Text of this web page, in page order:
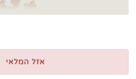
אזל המלאי